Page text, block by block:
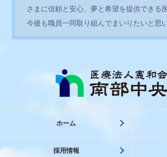
さまに信頼と安心、夢と希望を提供できる
今後も職員一同取り組んでまいりたいと思い
ホーム
採用情報